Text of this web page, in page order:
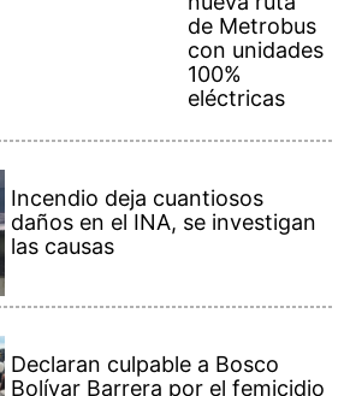
con unidades
100%
eléctricas
daños en el INA, se investigan
las causas
Bolívar Barrera por el femicidio
de la educadora Doris Franco